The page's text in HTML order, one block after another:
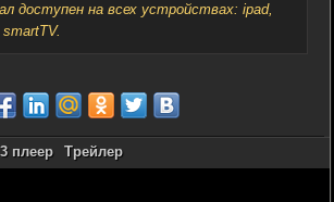
доступен на всех устройствах: ipad,
3 плеер Трейлер